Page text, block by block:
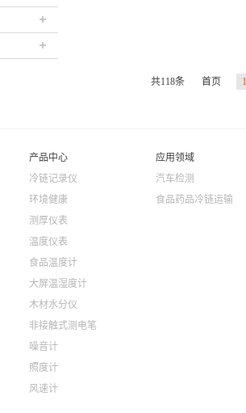
共118条 首页
产品中心
冷链记录仪
环境健康
测厚仪表
温度仪表
食品温度计
大屏温湿度计
木材水分仪
非接触式测电笔
噪音计
照度计
风速计
应用领域
汽车检测
食品药品冷链运输